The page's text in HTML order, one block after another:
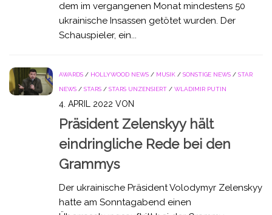
dem im vergangenen Monat mindestens 50
ukrainische Insassen getötet wurden. Der
Schauspieler, ein...
AWARDS / HOLLYWOOD NEWS / MUSIK / SONSTIGE NEWS / STAR
NEWS / STARS / STARS UNZENSIERT / WLADIMIR PUTIN
4. APRIL 2022 VON
Präsident Zelenskyy hält
eindringliche Rede bei den
Grammys
Der ukrainische Präsident Volodymyr Zelenskyy
hatte am Sonntagabend einen